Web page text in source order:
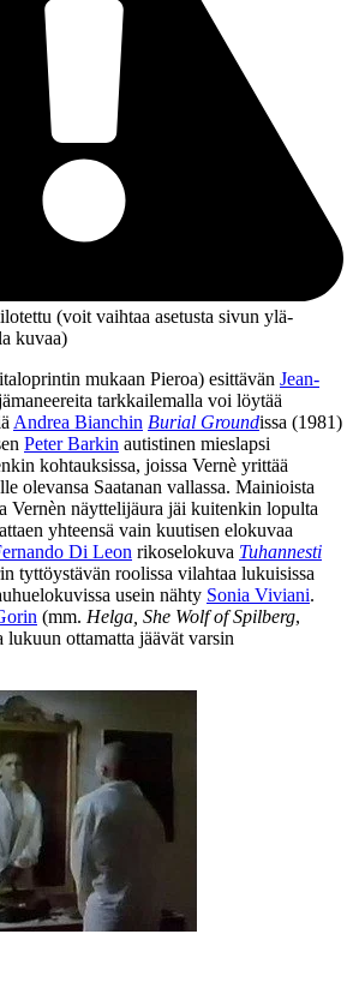
(voit vaihtaa asetusta sivun ylä­
kuvaa)
mukaan Pieroa) esittävän Jean-
tarkkailemalla voi löytää
Andrea Bianchin Burial Groundissa (1981)
Peter Barkin autistinen mieslapsi
kohtauksissa, joissa Vernè yrittää
olevansa Saatanan vallassa. Mainioista
Vernèn näyttelijäura jäi kuitenkin lopulta
yhteensä vain kuutisen elokuvaa
Di Leon rikoselokuva Tuhannesti
tyttöystävän roolissa vilahtaa lukuisissa
usein nähty Sonia Viviani.
(mm. Helga, She Wolf of Spilberg,
lukuun ottamatta jäävät varsin